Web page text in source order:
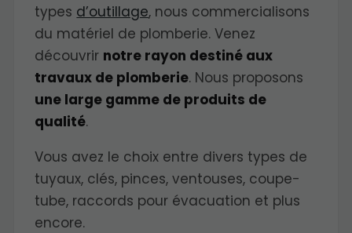
types d’outillage, nous commercialisons
du matériel de plomberie. Venez
découvrir notre rayon destiné aux
travaux de plomberie. Nous proposons
une large gamme de produits de
qualité.
Vous avez le choix entre divers types de
tuyaux, clés, pinces, ventouses, coupe-
tube, raccords pour évacuation et plus
encore.